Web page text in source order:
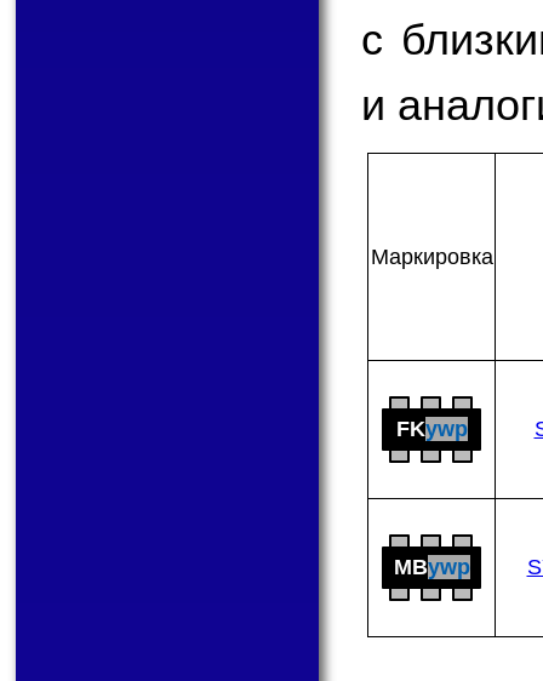
с
и
Мар­ки­ров­ка
FKywp
MBywp